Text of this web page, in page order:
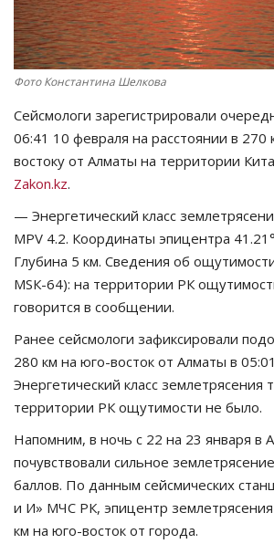
Чек-лист
РАЗВЛЕЧЕНИЯ
Курултай
Қазақша
Фото Константина Шелкова
Сейсмологи зарегистрировали
06:41 10 февраля на расстоянии в 270
востоку от Алматы на территории
Zakon.kz.
— Энергетический класс
MPV 4.2. Координаты эпицентра
Глубина 5 км. Сведения об
МSК-64): на территории РК
говорится в сообщении.
Ранее сейсмологи зафиксировали
280 км на юго-восток от Алматы в
Энергетический класс землетрясения
территории РК ощутимости не было.
Напомним, в ночь с 22 на 23 января в
почувствовали сильное
баллов. По данным сейсмических
и И» МЧС РК, эпицентр
км на юго-восток от города.